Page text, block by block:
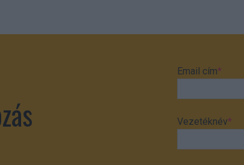
Email cím*
Vezetéknév*